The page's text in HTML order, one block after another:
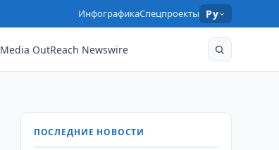
ИнфографикаСпецпроекты Ру
Media OutReach Newswire
ПОСЛЕДНИЕ НОВОСТИ